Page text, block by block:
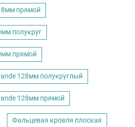
прямой
полукруг
прямой
128мм полукруглый
128мм прямой
Фальцевая кровля плоская